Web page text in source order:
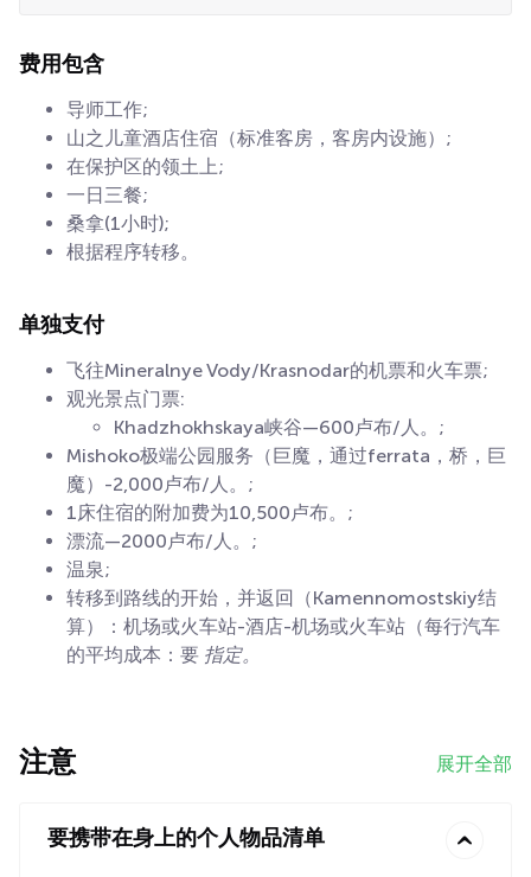
费用包含
导师工作;
山之儿童酒店住宿（标准客房，客房内设施）;
在保护区的领土上;
一日三餐;
桑拿(1小时);
根据程序转移。
单独支付
飞往Mineralnye Vody/Krasnodar的机票和火车票;
观光景点门票:
Khadzhokhskaya峡谷—600卢布/人。;
Mishoko极端公园服务（巨魔，通过ferrata，桥，巨
魔）-2,000卢布/人。;
1床住宿的附加费为10,500卢布。;
漂流—2000卢布/人。;
温泉;
转移到路线的开始，并返回（Kamennomostskiy结
算）：机场或火车站-酒店-机场或火车站（每行汽车
的平均成本：要 指定。
注意 展开全部
要携带在身上的个人物品清单